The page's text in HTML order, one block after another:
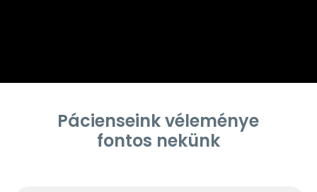
Pácienseink véleménye
fontos nekünk